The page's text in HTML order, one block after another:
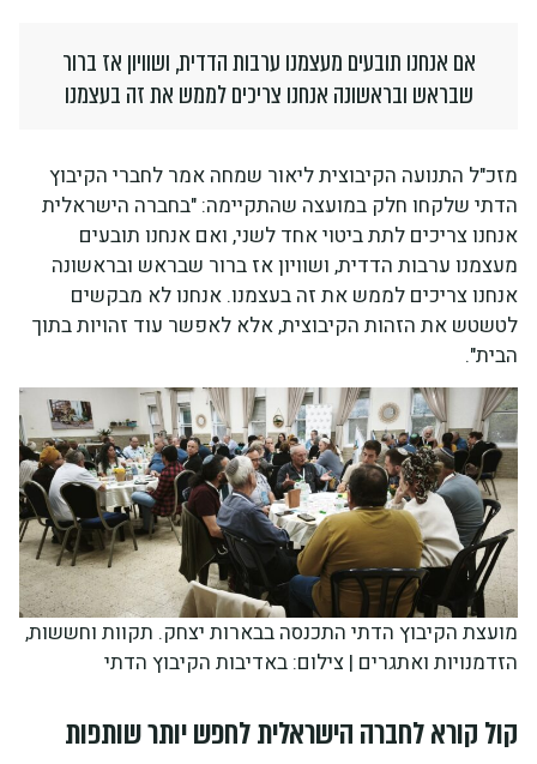
אם אנחנו תובעים מעצמנו ערבות הדדית, ושוויון אז ברור
שבראש ובראשונה אנחנו צריכים לממש את זה בעצמנו
מזכ"ל התנועה הקיבוצית ליאור שמחה אמר לחברי הקיבוץ
הדתי שלקחו חלק במועצה שהתקיימה: "בחברה הישראלית
אנחנו צריכים לתת ביטוי אחד לשני, ואם אנחנו תובעים
מעצמנו ערבות הדדית, ושוויון אז ברור שבראש ובראשונה
אנחנו צריכים לממש את זה בעצמנו. אנחנו לא מבקשים
לטשטש את הזהות הקיבוצית, אלא לאפשר עוד זהויות בתוך
הבית".
מועצת הקיבוץ הדתי התכנסה בבארות יצחק. תקוות וחששות,
הזדמנויות ואתגרים | צילום: באדיבות הקיבוץ הדתי
קול קורא לחברה הישראלית לחפש יותר שותפות